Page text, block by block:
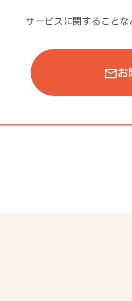
サービスに関することな
お